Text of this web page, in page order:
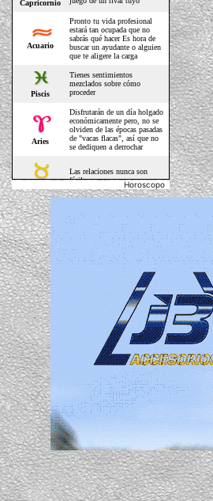
Horoscopo